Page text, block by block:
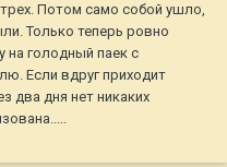
Потом само собой ушло,
Только теперь ровно
на голодный паек с
Если вдруг приходит
два дня нет никаких